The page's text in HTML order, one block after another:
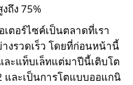
ถึง 75%
ตอร์ไซค์เป็นตลาดที่เรา
งรวดเร็ว โดยที่ก่อนหน้านี้
ละแท็บเล็ทแต่มาปีนี้เติบโต
และเป็นการโตแบบออแกนิ